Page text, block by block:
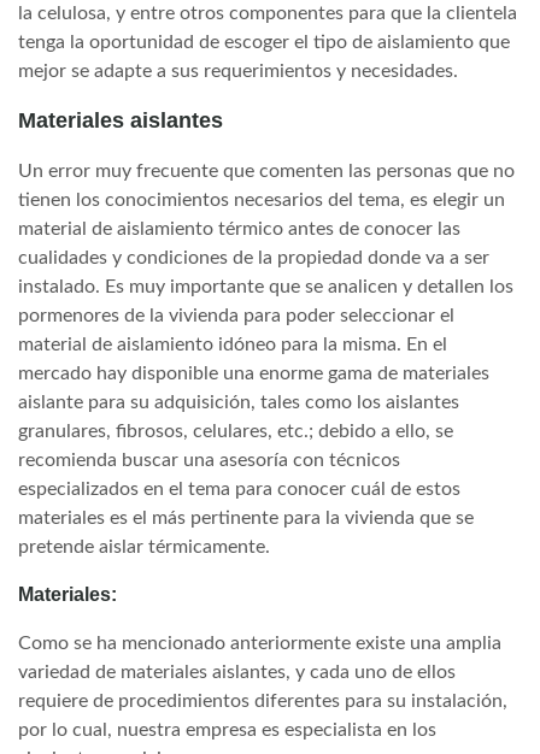
la celulosa, y entre otros componentes para que la clientela
tenga la oportunidad de escoger el tipo de aislamiento que
mejor se adapte a sus requerimientos y necesidades.
Materiales aislantes
Un error muy frecuente que comenten las personas que no
tienen los conocimientos necesarios del tema, es elegir un
material de aislamiento térmico antes de conocer las
cualidades y condiciones de la propiedad donde va a ser
instalado. Es muy importante que se analicen y detallen los
pormenores de la vivienda para poder seleccionar el
material de aislamiento idóneo para la misma. En el
mercado hay disponible una enorme gama de materiales
aislante para su adquisición, tales como los aislantes
granulares, fibrosos, celulares, etc.; debido a ello, se
recomienda buscar una asesoría con técnicos
especializados en el tema para conocer cuál de estos
materiales es el más pertinente para la vivienda que se
pretende aislar térmicamente.
Materiales:
Como se ha mencionado anteriormente existe una amplia
variedad de materiales aislantes, y cada uno de ellos
requiere de procedimientos diferentes para su instalación,
por lo cual, nuestra empresa es especialista en los